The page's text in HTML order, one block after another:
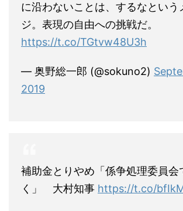
に沿わないことは、するなという
ジ。表現の自由への挑戦だ。
https://t.co/TGtvw48U3h
— 奥野総一郎 (@sokuno2)
2019
補助金とりやめ「係争処理委員会
く」 大村知事 https://t.co/